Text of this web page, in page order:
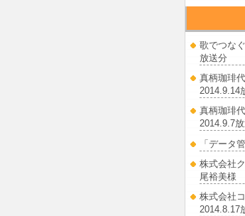
歌でつな
放送分
真柄珈琲
2014.9.14
真柄珈琲
2014.9.7
「データ
株式会社
尾裕美様
株式会社
2014.8.17